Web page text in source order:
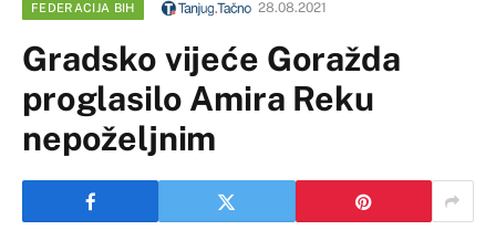
FEDERACIJA BIH 28.08.2021
Gradsko vijeće Goražda
proglasilo Amira Reku
nepoželjnim